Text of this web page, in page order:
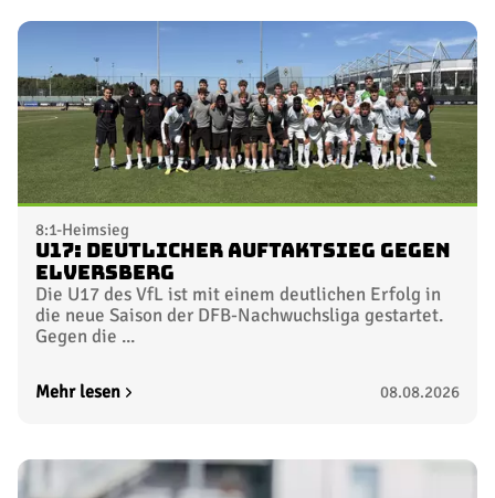
8:1-Heimsieg
U17: Deutlicher Auftaktsieg gegen
Elversberg
Die U17 des VfL ist mit einem deutlichen Erfolg in
die neue Saison der DFB-Nachwuchsliga gestartet.
Gegen die ...
Mehr lesen 08.08.2026